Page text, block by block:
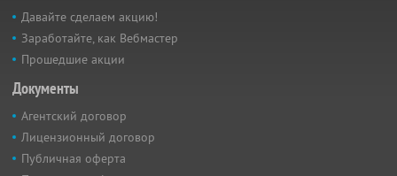
Давайте сделаем акцию!
Заработайте, как Вебмастер
Прошедшие акции
Документы
Агентский договор
Лицензионный договор
Публичная оферта